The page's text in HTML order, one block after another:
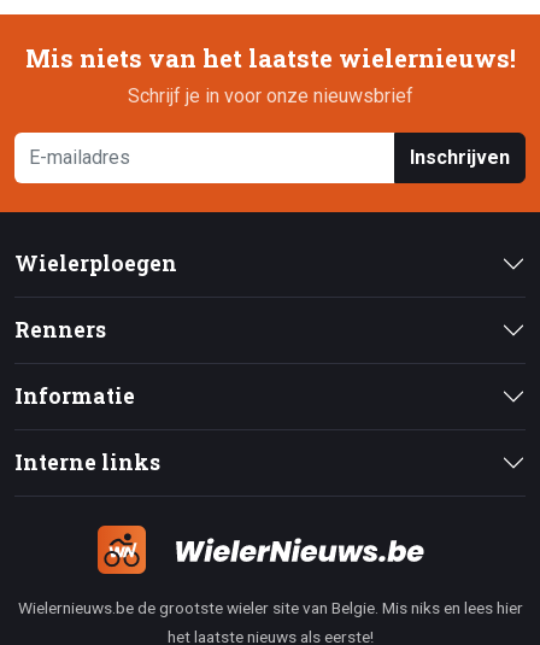
Mis niets van het laatste wielernieuws!
Schrijf je in voor onze nieuwsbrief
Inschrijven
Wielerploegen
Renners
Informatie
Interne links
Wielernieuws.be de grootste wieler site van Belgie. Mis niks en lees hier
het laatste nieuws als eerste!